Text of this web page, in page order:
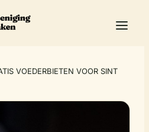
VOEDERBIETEN VOOR SINT